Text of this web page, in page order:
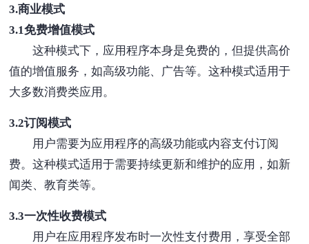
3.商业模式
3.1免费增值模式
这种模式下，应用程序本身是免费的，但提供高价
值的增值服务，如高级功能、广告等。这种模式适用于
大多数消费类应用。
3.2订阅模式
用户需要为应用程序的高级功能或内容支付订阅
费。这种模式适用于需要持续更新和维护的应用，如新
闻类、教育类等。
3.3一次性收费模式
用户在应用程序发布时一次性支付费用，享受全部